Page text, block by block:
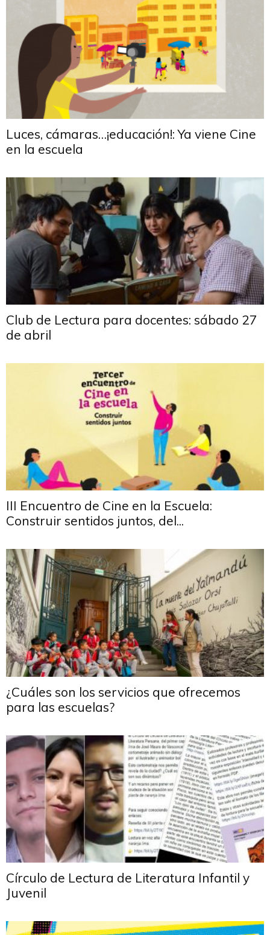
Luces, cámaras…¡educación!: Ya viene Cine
en la escuela
Club de Lectura para docentes: sábado 27
de abril
III Encuentro de Cine en la Escuela:
Construir sentidos juntos, del...
¿Cuáles son los servicios que ofrecemos
para las escuelas?
Círculo de Lectura de Literatura Infantil y
Juvenil